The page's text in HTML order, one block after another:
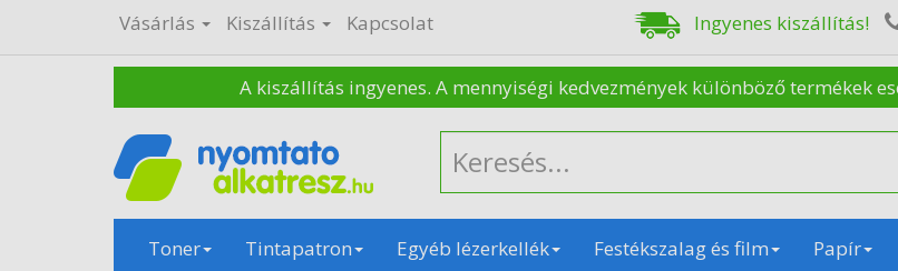
Vásárlás Kiszállítás Kapcsolat Ingyenes kiszállítás!
A kiszállítás ingyenes. A mennyiségi kedvezmények különböző termékek
Toner Tintapatron Egyéb lézerkellék Festékszalag és film Papír